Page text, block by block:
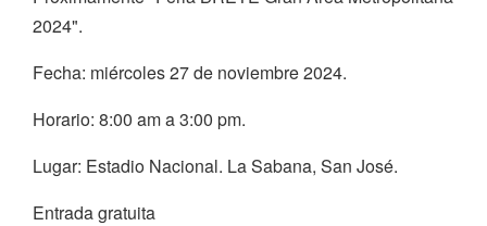
2024".
Fecha: miércoles 27 de noviembre 2024.
Horario: 8:00 am a 3:00 pm.
Lugar: Estadio Nacional. La Sabana, San José.
Entrada gratuita